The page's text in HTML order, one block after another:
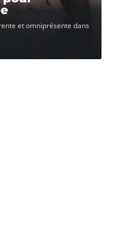
et omniprésente dans